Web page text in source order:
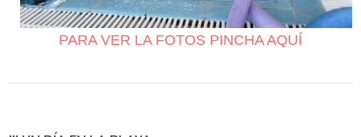
PARA VER LA FOTOS PINCHA AQUÍ